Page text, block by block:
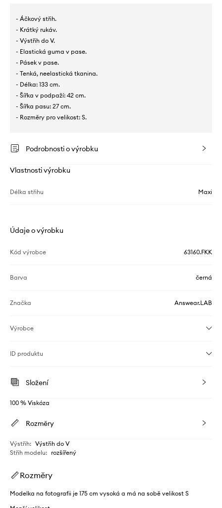
- Áčkový střih.
- Krátký rukáv.
- Výstřih do V.
- Elastická guma v pase.
- Pásek v pase.
- Tenká, neelastická tkanina.
- Délka: 133 cm.
- Šířka v podpaží: 42 cm.
- Šířka pasu: 27 cm.
- Rozměry pro velikost: S.
Podrobnosti o výrobku
Vlastnosti výrobku
Délka střihu Maxi
Údaje o výrobku
Kód výrobce 63160.FKK
Barva černá
Značka Answear.LAB
Výrobce
ID produktu
Složení
100 % Viskóza
Rozměry
Výstřih: Výstřih do V
Střih modelu: rozšířený
Rozměry
Modelka na fotografii je 175 cm vysoká a má na sobě velikost S